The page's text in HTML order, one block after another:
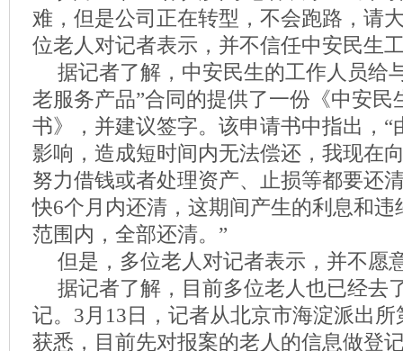
难，但是公司正在转型，不会跑路，请
位老人对记者表示，并不信任中安民生
据记者了解，中安民生的工作人员给
老服务产品”合同的提供了一份《中安民
书》，并建议签字。该申请书中指出，“
影响，造成短时间内无法偿还，我现在
努力借钱或者处理资产、止损等都要还
快6个月内还清，这期间产生的利息和
范围内，全部还清。”
但是，多位老人对记者表示，并不愿
据记者了解，目前多位老人也已经去
记。3月13日，记者从北京市海淀派出
获悉，目前先对报案的老人的信息做登